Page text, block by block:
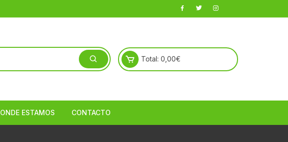
Total: 0,00€
ESTAMOS CONTACTO